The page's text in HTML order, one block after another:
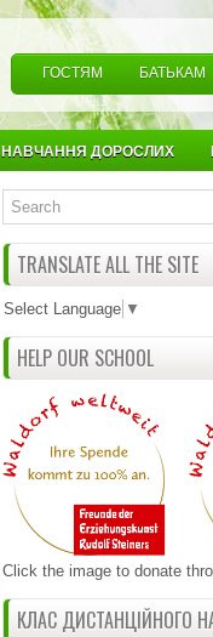
ГОСТЯМ БАТЬКАМ
НАВЧАННЯ ДОРОСЛИХ
TRANSLATE ALL THE SITE
Select Language ▼
HELP OUR SCHOOL
Click the image to donate
КЛАС ДИСТАНЦІЙНОГО